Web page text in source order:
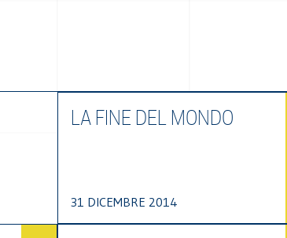
LA FINE DEL MONDO
31 DICEMBRE 2014